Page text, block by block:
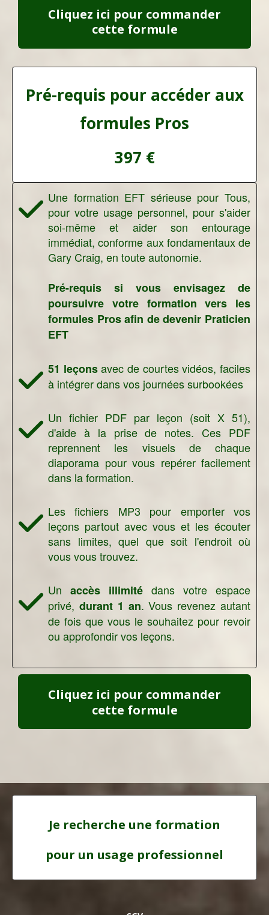
Cliquez ici pour commander
cette formule
Pré-requis pour accéder aux
formules Pros
397 €
Une formation EFT sérieuse pour Tous,
pour votre usage personnel, pour s'aider
soi-même et aider son entourage
immédiat, conforme aux fondamentaux de
Gary Craig, en toute autonomie.
Pré-requis si vous envisagez de
poursuivre votre formation vers les
formules Pros afin de devenir Praticien
EFT
51 leçonsavec de courtes vidéos, faciles
à intégrer dans vos journées surbookées
Un fichier PDF par leçon (soit X 51),
d'aide à la prise de notes. Ces PDF
reprennent les visuels de chaque
diaporama pour vous repérer facilement
dans la formation.
Les fichiers MP3 pour emporter vos
leçons partout avec vous et les écouter
sans limites, quel que soit l'endroit où
vous vous trouvez.
Un accès illimité dans votre espace
privé, durant 1 an. Vous revenez autant
de fois que vous le souhaitez pour revoir
ou approfondir vos leçons.
Cliquez ici pour commander
cette formule
Je recherche une formation
pour un usage professionnel